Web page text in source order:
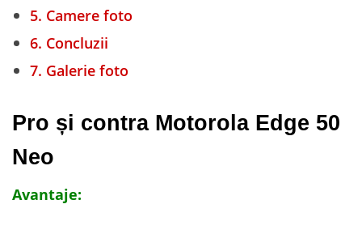
5. Camere foto
6. Concluzii
7. Galerie foto
Pro și contra Motorola Edge 50
Neo
Avantaje: